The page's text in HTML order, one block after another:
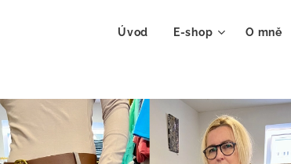
Úvod E-shop O mně